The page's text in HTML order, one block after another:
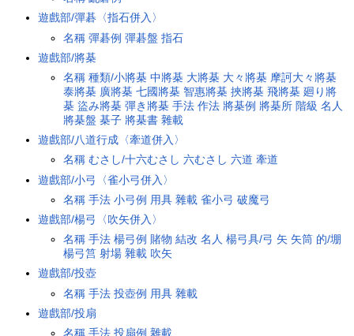
遊戲部/彈碁〈指石併入〉
名稱 彈碁例 彈碁盤 指石
遊戲部/將棊
名稱 種類/小將棊 中將棊 大將棊 大々將棊 摩訶大々將棊
泰將棊 廣將棊 七國將棊 智惠將棊 挾將棊 飛將棊 廻り將
棊 盜み將棊 彈き將棊 手法 作法 將棊例 將棊所 階級 名人
將棊盤 棊子 將棊書 雜載
遊戲部/八道行成〈牽道併入〉
名稱 むさし/十六むさし 六むさし 六道 牽道
遊戲部/小弓〈雀小弓併入〉
名稱 手法 小弓例 用具 雜載 雀小弓 破魔弓
遊戲部/楊弓〈吹矢併入〉
名稱 手法 楊弓例 賭物 結改 名人 楊弓具/弓 矢 矢筒 的/堋
楊弓筥 射場 雜載 吹矢
遊戲部/投壺
名稱 手法 投壺例 用具 雜載
遊戲部/投扇
名稱 手法 投扇例 雜載